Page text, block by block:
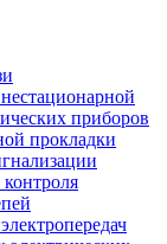
приборов
прокладки